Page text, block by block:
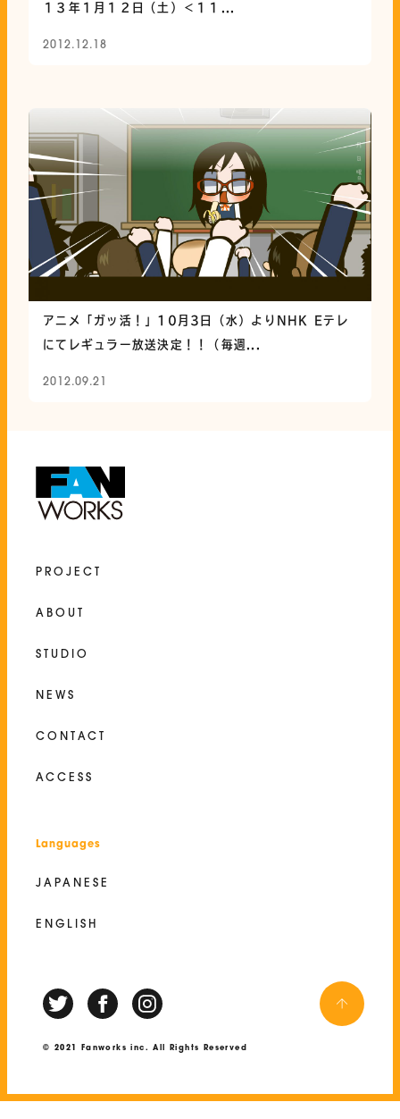
１３年１月１２日（土）＜１１...
2012.12.18
アニメ「ガッ活！」10月3日（水）よりNHK Eテレ
にてレギュラー放送決定！！（毎週...
2012.09.21
PROJECT
ABOUT
STUDIO
NEWS
CONTACT
ACCESS
Languages
JAPANESE
ENGLISH
© 2021 Fanworks inc. All Rights Reserved